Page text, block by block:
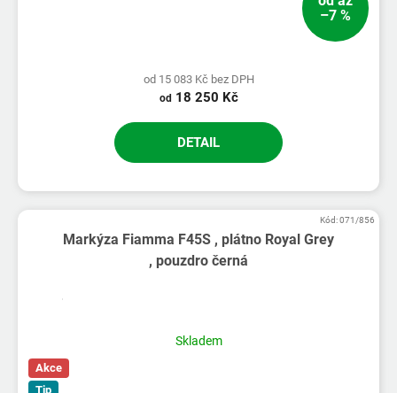
–7 %
od 15 083 Kč bez DPH
od 18 250 Kč
DETAIL
Markýza Fiamma F45S , plátno Royal Grey
, pouzdro černá
Skladem
Akce
Tip
Kód:071/856